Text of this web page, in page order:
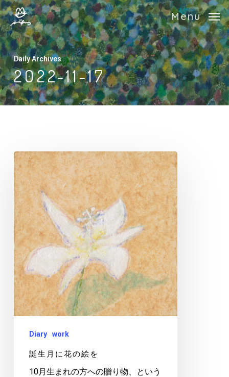
Skip
to
main
content
Menu
Daily Archives
2022-11-17
誕
生
月
に
花
の
絵
を
Diary work
誕生月に花の絵を
10月生まれの方への贈り物、という